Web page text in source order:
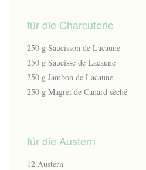
für die Charcuterie
250 g Saucisson de Lacaune
250 g Saucisse de Lacaune
250 g Jambon de Lacaune
250 g Magret de Canard sèché
für die Austern
12 Austern